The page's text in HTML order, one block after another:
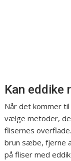
Kan eddike
Når det kommer
vælge metoder,
flisernes
brun sæbe, fjerne
på fliser med